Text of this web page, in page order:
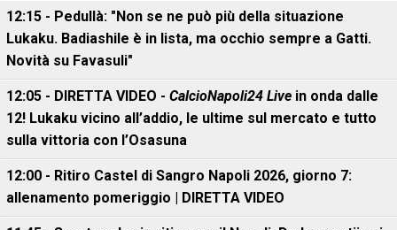
12:15 - Pedullà: "Non se ne può più della situazione
Lukaku. Badiashile è in lista, ma occhio sempre a Gatti.
Novità su Favasuli"
12:05 - DIRETTA VIDEO - CalcioNapoli24 Live in onda dalle
12! Lukaku vicino all’addio, le ultime sul mercato e tutto
sulla vittoria con l’Osasuna
12:00 - Ritiro Castel di Sangro Napoli 2026, giorno 7:
allenamento pomeriggio | DIRETTA VIDEO